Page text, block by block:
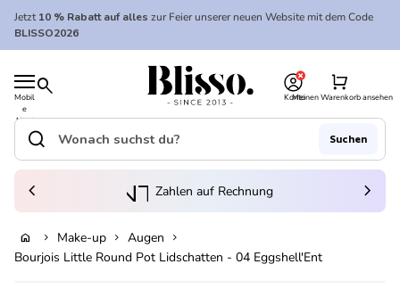
In den Warenkorb legen
Zum Inhalt springen
Jetzt10 % Rabatt auf alles zur Feier unserer neuen Website mit dem Code
BLISSO2026
Mobil
e
Navi
gatio
search
Startseite
Konto
Meinen Warenkorb ansehen
shopping_cart
Startseite
Suche"
search Suchen
(Link öffnet in neuem Tab/Fenster)
Zahlen auf Rechnung
chevron_left chevron_right
home chevron_right Make-up chevron_right Augen chevron_right
Bourjois Little Round Pot Lidschatten - 04 Eggshell'Ent